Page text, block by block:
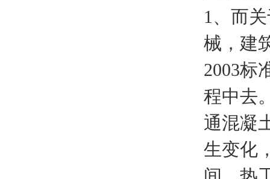
1、而
械，建
2003标
程中去
通混凝
生变化